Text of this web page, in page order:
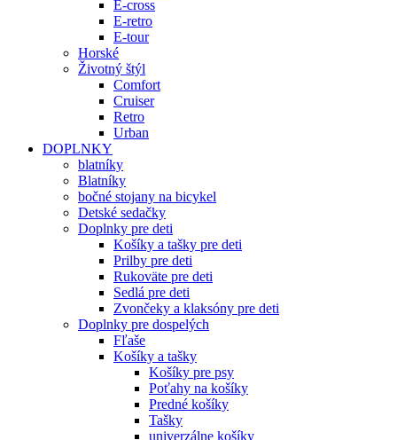
E-cross
E-retro
E-tour
Horské
Životný štýl
Comfort
Cruiser
Retro
Urban
DOPLNKY
blatníky
Blatníky
bočné stojany na bicykel
Detské sedačky
Doplnky pre deti
Košíky a tašky pre deti
Prilby pre deti
Rukoväte pre deti
Sedlá pre deti
Zvončeky a klaksóny pre deti
Doplnky pre dospelých
Fľaše
Košíky a tašky
Košíky pre psy
Poťahy na košíky
Predné košíky
Tašky
univerzálne košíky